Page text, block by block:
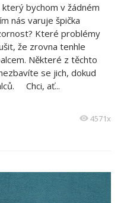
bychom v žádném
nás varuje špička
Které problémy
že zrovna tenhle
Některé z těchto
se jich, dokud
Chci, ať...
4571x